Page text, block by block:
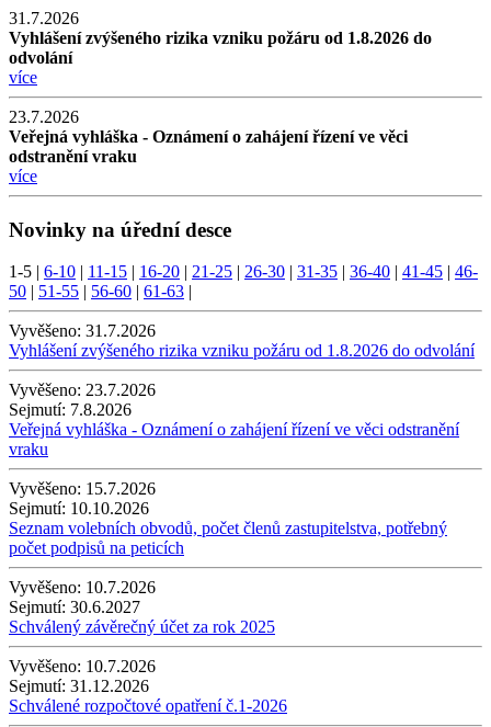
31.7.2026
Vyhlášení zvýšeného rizika vzniku požáru od 1.8.2026 do
odvolání
více
23.7.2026
Veřejná vyhláška - Oznámení o zahájení řízení ve věci
odstranění vraku
více
Novinky na úřední desce
1-5 6-10 11-15 16-20 21-25 26-30 31-35 36-40 41-45
46-
50
51-55 56-60 61-63
Vyvěšeno: 31.7.2026
Vyhlášení zvýšeného rizika vzniku požáru od 1.8.2026 do odvolání
Vyvěšeno: 23.7.2026
Sejmutí: 7.8.2026
Veřejná vyhláška - Oznámení o zahájení řízení ve věci odstranění
vraku
Vyvěšeno: 15.7.2026
Sejmutí: 10.10.2026
Seznam volebních obvodů, počet členů zastupitelstva, potřebný
počet podpisů na peticích
Vyvěšeno: 10.7.2026
Sejmutí: 30.6.2027
Schválený závěrečný účet za rok 2025
Vyvěšeno: 10.7.2026
Sejmutí: 31.12.2026
Schválené rozpočtové opatření č.1-2026